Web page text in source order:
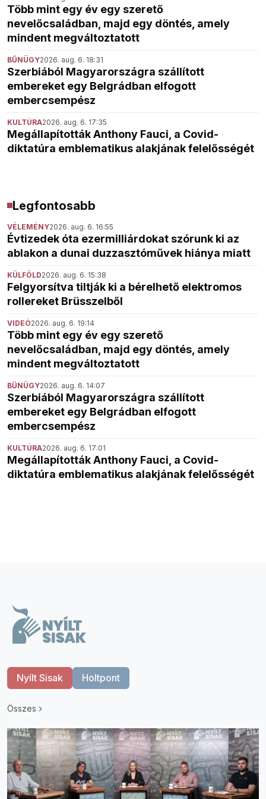
Több mint egy év egy szerető
nevelőcsaládban, majd egy döntés, amely
mindent megváltoztatott
BŰNÜGY2026. aug. 6. 18:31
Szerbiából Magyarországra szállított
embereket egy Belgrádban elfogott
embercsempész
KULTÚRA2026. aug. 6. 17:35
Megállapították Anthony Fauci, a Covid-
diktatúra emblematikus alakjának felelősségét
Legfontosabb
VÉLEMÉNY2026. aug. 6. 16:55
Évtizedek óta ezermilliárdokat szórunk ki az
ablakon a dunai duzzasztóművek hiánya miatt
KÜLFÖLD2026. aug. 6. 15:38
Felgyorsítva tiltják ki a bérelhető elektromos
rollereket Brüsszelből
VIDEÓ2026. aug. 6. 19:14
Több mint egy év egy szerető
nevelőcsaládban, majd egy döntés, amely
mindent megváltoztatott
BŰNÜGY2026. aug. 6. 14:07
Szerbiából Magyarországra szállított
embereket egy Belgrádban elfogott
embercsempész
KULTÚRA2026. aug. 6. 17:01
Megállapították Anthony Fauci, a Covid-
diktatúra emblematikus alakjának felelősségét
Nyílt Sisak Holtpont
Összes